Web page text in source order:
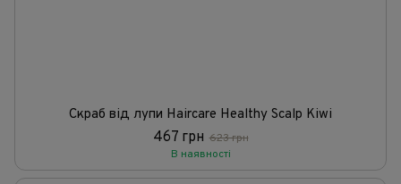
Cкраб від лупи Haircare Healthy Scalp Kiwi
467 грн 623 грн
В наявності